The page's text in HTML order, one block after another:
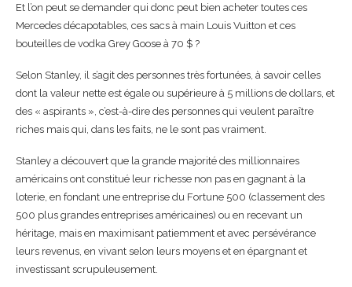
Et l’on peut se demander qui donc peut bien acheter toutes ces
Mercedes décapotables, ces sacs à main Louis Vuitton et ces
bouteilles de vodka Grey Goose à 70 $ ?
Selon Stanley, il s’agit des personnes très fortunées, à savoir celles
dont la valeur nette est égale ou supérieure à 5 millions de dollars, et
des « aspirants », c’est-à-dire des personnes qui veulent paraître
riches mais qui, dans les faits, ne le sont pas vraiment.
Stanley a découvert que la grande majorité des millionnaires
américains ont constitué leur richesse non pas en gagnant à la
loterie, en fondant une entreprise du Fortune 500 (classement des
500 plus grandes entreprises américaines) ou en recevant un
héritage, mais en maximisant patiemment et avec persévérance
leurs revenus, en vivant selon leurs moyens et en épargnant et
investissant scrupuleusement.